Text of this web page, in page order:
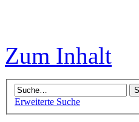
Zum Inhalt
Erweiterte Suche